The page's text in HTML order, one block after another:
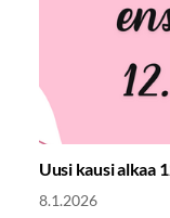
Uusi kausi alkaa
8.1.2026